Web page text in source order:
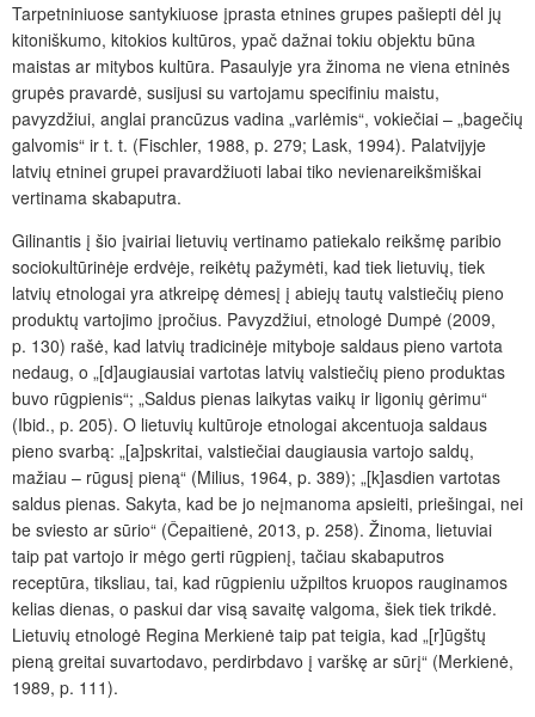
Tarpetniniuose santykiuose įprasta etnines grupes pašiepti dėl jų
kitoniškumo, kitokios kultūros, ypač dažnai tokiu objektu būna
maistas ar mitybos kultūra. Pasaulyje yra žinoma ne viena etninės
grupės pravardė, susijusi su vartojamu specifiniu maistu,
pavyzdžiui, anglai prancūzus vadina „varlėmis“, vokiečiai – „bagečių
galvomis“ ir t. t. (Fischler, 1988, p. 279; Lask, 1994). Palatvijyje
latvių etninei grupei pravardžiuoti labai tiko nevienareikšmiškai
vertinama skabaputra.
Gilinantis į šio įvairiai lietuvių vertinamo patiekalo reikšmę paribio
sociokultūrinėje erdvėje, reikėtų pažymėti, kad tiek lietuvių, tiek
latvių etnologai yra atkreipę dėmesį į abiejų tautų valstiečių pieno
produktų vartojimo įpročius. Pavyzdžiui, etnologė Dumpė (2009,
p. 130) rašė, kad latvių tradicinėje mityboje saldaus pieno vartota
nedaug, o „[d]augiausiai vartotas latvių valstiečių pieno produktas
buvo rūgpienis“; „Saldus pienas laikytas vaikų ir ligonių gėrimu“
(Ibid., p. 205). O lietuvių kultūroje etnologai akcentuoja saldaus
pieno svarbą: „[a]pskritai, valstiečiai daugiausia vartojo saldų,
mažiau – rūgusį pieną“ (Milius, 1964, p. 389); „[k]asdien vartotas
saldus pienas. Sakyta, kad be jo neįmanoma apsieiti, priešingai, nei
be sviesto ar sūrio“ (Čepaitienė, 2013, p. 258). Žinoma, lietuviai
taip pat vartojo ir mėgo gerti rūgpienį, tačiau skabaputros
receptūra, tiksliau, tai, kad rūgpieniu užpiltos kruopos rauginamos
kelias dienas, o paskui dar visą savaitę valgoma, šiek tiek trikdė.
Lietuvių etnologė Regina Merkienė taip pat teigia, kad „[r]ūgštų
pieną greitai suvartodavo, perdirbdavo į varškę ar sūrį“ (Merkienė,
1989, p. 111).